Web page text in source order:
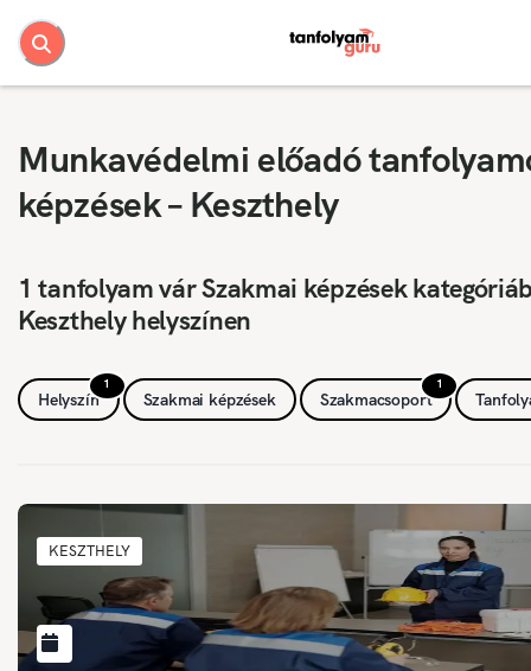
Munkavédelmi előadó
képzések – Keszthely
1 tanfolyam vár Szakmai képzések
Keszthely helyszínen
1
Helyszín Szakmai képzések
1
Szakmacsoport
KESZTHELY